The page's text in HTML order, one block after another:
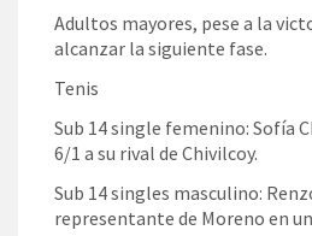
Adultos mayores, pese a la
alcanzar la siguiente fase.
Tenis
Sub 14 single femenino: Sofía
6/1 a su rival de Chivilcoy.
Sub 14 singles masculino:
representante de Moreno en